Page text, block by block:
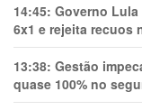
14:45: Governo
6x1 e rejeita recuos
13:38: Gestão
quase 100% no